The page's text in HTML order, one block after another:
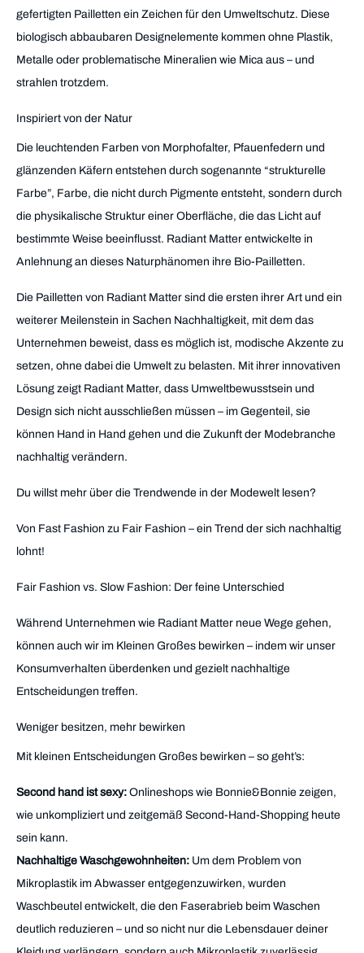
gefertigten Pailletten ein Zeichen für den Umweltschutz. Diese
biologisch abbaubaren Designelemente kommen ohne Plastik,
Metalle oder problematische Mineralien wie Mica aus – und
strahlen trotzdem.
Inspiriert von der Natur
Die leuchtenden Farben von Morphofalter, Pfauenfedern und
glänzenden Käfern entstehen durch sogenannte “strukturelle
Farbe”, Farbe, die nicht durch Pigmente entsteht, sondern durch
die physikalische Struktur einer Oberfläche, die das Licht auf
bestimmte Weise beeinflusst. Radiant Matter entwickelte in
Anlehnung an dieses Naturphänomen ihre Bio-Pailletten.
Die Pailletten von Radiant Matter sind die ersten ihrer Art und ein
weiterer Meilenstein in Sachen Nachhaltigkeit, mit dem das
Unternehmen beweist, dass es möglich ist, modische Akzente zu
setzen, ohne dabei die Umwelt zu belasten. Mit ihrer innovativen
Lösung zeigt Radiant Matter, dass Umweltbewusstsein und
Design sich nicht ausschließen müssen – im Gegenteil, sie
können Hand in Hand gehen und die Zukunft der Modebranche
nachhaltig verändern.
Du willst mehr über die Trendwende in der Modewelt lesen?
Von Fast Fashion zu Fair Fashion – ein Trend der sich nachhaltig
lohnt!
Fair Fashion vs. Slow Fashion: Der feine Unterschied
Während Unternehmen wie Radiant Matter neue Wege gehen,
können auch wir im Kleinen Großes bewirken – indem wir unser
Konsumverhalten überdenken und gezielt nachhaltige
Entscheidungen treffen.
Weniger besitzen, mehr bewirken
Mit kleinen Entscheidungen Großes bewirken – so geht’s:
Second hand ist sexy: Onlineshops wie Bonnie&Bonnie zeigen,
wie unkompliziert und zeitgemäß Second-Hand-Shopping heute
sein kann.
Nachhaltige Waschgewohnheiten: Um dem Problem von
Mikroplastik im Abwasser entgegenzuwirken, wurden
Waschbeutel entwickelt, die den Faserabrieb beim Waschen
deutlich reduzieren – und so nicht nur die Lebensdauer deiner